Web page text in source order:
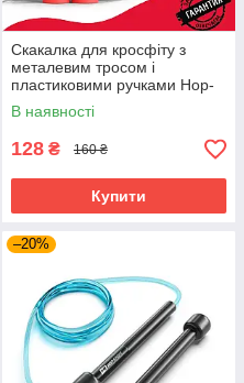
Скакалка для кросфіту з
металевим тросом і
пластиковими ручками Hop-
Sport Crossfit
В наявності
128 ₴ 160 ₴
Купити
–20%